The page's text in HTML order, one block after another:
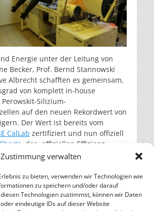
Zustimmung verwalten
zu bieten, verwenden wir Technologien wie
zu speichern und/oder darauf
Technologien zustimmst, können wir Daten
eindeutige IDs auf dieser Website
Energie unter der Leitung von
Becker, Prof. Bernd Stannowski
Albrecht schafften es gemeinsam,
von komplett in-house
Silizium-
auf den neuen Rekordwert von
Der Wert ist bereits vom
CalLab zertifiziert und nun offiziell
, der „offiziellen Effizienz-
(pv magazine ), verzeichnet. Damit
aus Berlin-Adlershof.